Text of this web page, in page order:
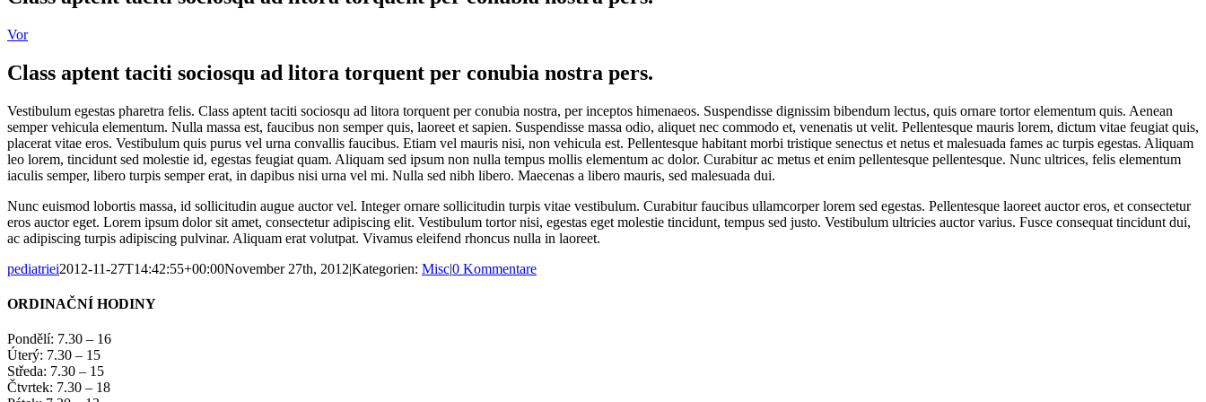
Vor
Class aptent taciti sociosqu ad litora torquent per conubia nostra pers.
Vestibulum egestas pharetra felis. Class aptent taciti sociosqu ad litora torquent per conubia nostra, per inceptos himenaeos. Suspendisse dignissim bibendum lectus, quis ornare tortor elementum quis. Aenean
semper vehicula elementum. Nulla massa est, faucibus non semper quis, laoreet et sapien. Suspendisse massa odio, aliquet nec commodo et, venenatis ut velit. Pellentesque mauris lorem, dictum vitae feugiat quis,
placerat vitae eros. Vestibulum quis purus vel urna convallis faucibus. Etiam vel mauris nisi, non vehicula est. Pellentesque habitant morbi tristique senectus et netus et malesuada fames ac turpis egestas. Aliquam
leo lorem, tincidunt sed molestie id, egestas feugiat quam. Aliquam sed ipsum non nulla tempus mollis elementum ac dolor. Curabitur ac metus et enim pellentesque pellentesque. Nunc ultrices, felis elementum
iaculis semper, libero turpis semper erat, in dapibus nisi urna vel mi. Nulla sed nibh libero. Maecenas a libero mauris, sed malesuada dui.
Nunc euismod lobortis massa, id sollicitudin augue auctor vel. Integer ornare sollicitudin turpis vitae vestibulum. Curabitur faucibus ullamcorper lorem sed egestas. Pellentesque laoreet auctor eros, et consectetur
eros auctor eget. Lorem ipsum dolor sit amet, consectetur adipiscing elit. Vestibulum tortor nisi, egestas eget molestie tincidunt, tempus sed justo. Vestibulum ultricies auctor varius. Fusce consequat tincidunt dui,
ac adipiscing turpis adipiscing pulvinar. Aliquam erat volutpat. Vivamus eleifend rhoncus nulla in laoreet.
pediatriei2012-11-27T14:42:55+00:00November 27th, 2012|Kategorien: Misc|0 Kommentare
ORDINAČNÍ HODINY
Pondělí: 7.30 – 16
Úterý: 7.30 – 15
Středa: 7.30 – 15
Čtvrtek: 7.30 – 18